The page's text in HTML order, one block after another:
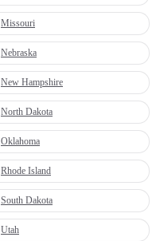
Missouri
Nebraska
New Hampshire
North Dakota
Oklahoma
Rhode Island
South Dakota
Utah